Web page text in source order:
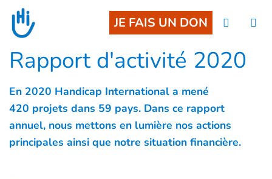
Accès direct au contenu
JE FAIS UN DON
Rapport d'activité 2020
En 2020 Handicap International a mené
420 projets dans 59 pays. Dans ce rapport
annuel, nous mettons en lumière nos actions
principales ainsi que notre situation financière.